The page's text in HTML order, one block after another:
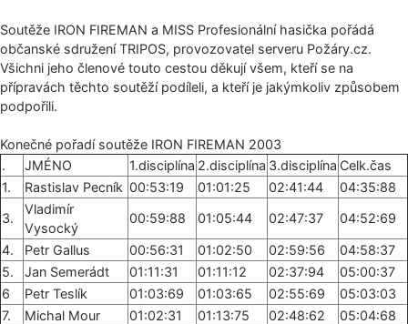
Soutěže IRON FIREMAN a MISS Profesionální hasička pořádá
občanské sdružení TRIPOS, provozovatel serveru Požáry.cz.
Všichni jeho členové touto cestou děkují všem, kteří se na
přípravách těchto soutěží podíleli, a kteří je jakýmkoliv způsobem
podpořili.
Konečné pořadí soutěže IRON FIREMAN 2003
.
JMÉNO 1.disciplína 2.disciplína 3.disciplína Celk.čas
1.
Rastislav Pecník 00:53:19 01:01:25 02:41:44
04:35:88
3.
Vladimír
Vysocký
00:59:88 01:05:44 02:47:37 04:52:69
4. Petr Gallus 00:56:31 01:02:50 02:59:56
04:58:37
5.
Jan Semerádt 01:11:31 01:11:12 02:37:94
05:00:37
6
Petr Teslík 01:03:69 01:03:65 02:55:69
05:03:03
7.
Michal Mour 01:02:31 01:13:75 02:48:62
05:04:68